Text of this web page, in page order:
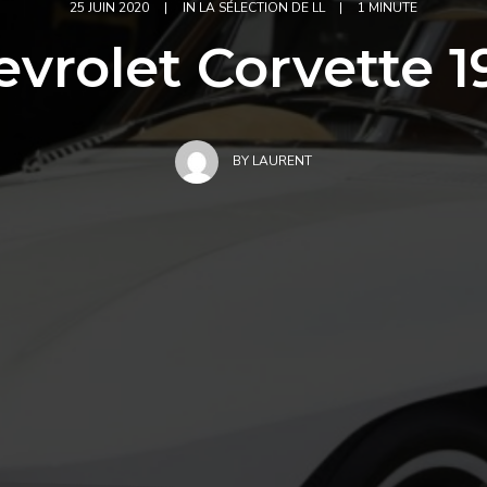
25 JUIN 2020 | IN LA SÉLECTION DE LL | 1 MINUTE
Corvette
BY LAURENT